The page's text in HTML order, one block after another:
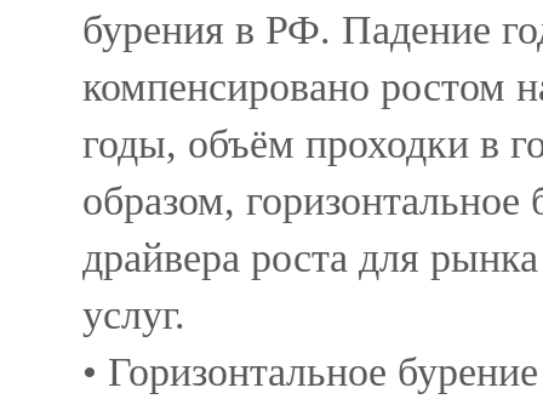
бурения в РФ. Падение
компенсировано ростом
годы, объём проходки в
образом,
драйвера роста для
услуг.
• Горизонтальное